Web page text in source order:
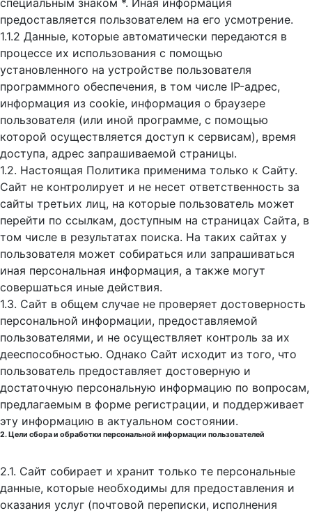
специальным знаком *. Иная информация
предоставляется пользователем на его усмотрение.
1.1.2 Данные, которые автоматически передаются в
процессе их использования с помощью
установленного на устройстве пользователя
программного обеспечения, в том числе IP-адрес,
информация из cookie, информация о браузере
пользователя (или иной программе, с помощью
которой осуществляется доступ к cервисам), время
доступа, адрес запрашиваемой страницы.
1.2. Настоящая Политика применима только к Сайту.
Сайт не контролирует и не несет ответственность за
сайты третьих лиц, на которые пользователь может
перейти по ссылкам, доступным на страницах Сайта, в
том числе в результатах поиска. На таких сайтах у
пользователя может собираться или запрашиваться
иная персональная информация, а также могут
совершаться иные действия.
1.3. Сайт в общем случае не проверяет достоверность
персональной информации, предоставляемой
пользователями, и не осуществляет контроль за их
дееспособностью. Однако Сайт исходит из того, что
пользователь предоставляет достоверную и
достаточную персональную информацию по вопросам,
предлагаемым в форме регистрации, и поддерживает
эту информацию в актуальном состоянии.
2. Цели сбора и обработки персональной информации пользователей
2.1. Сайт собирает и хранит только те персональные
данные, которые необходимы для предоставления и
оказания услуг (почтовой переписки, исполнения